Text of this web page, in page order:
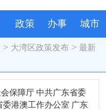
政策 办事 城市
> 大湾区政策发布 >最新
保障厅 中共广东省委
港澳工作办公室 广东